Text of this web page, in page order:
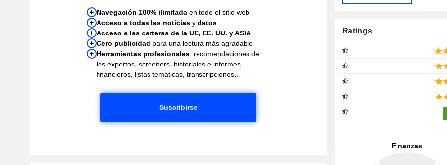
Navegación 100% ilimitada en todo el sitio web
Acceso a todas las noticias ydatos
Acceso a las carteras de la UE, EE. UU. y ASIA
Cero publicidad para una lectura más agradable
Herramientas profesionales: recomendaciones de
los expertos, screeners, historiales e informes
financieros, listas temáticas, transcripciones…
Suscribirse
Ratings